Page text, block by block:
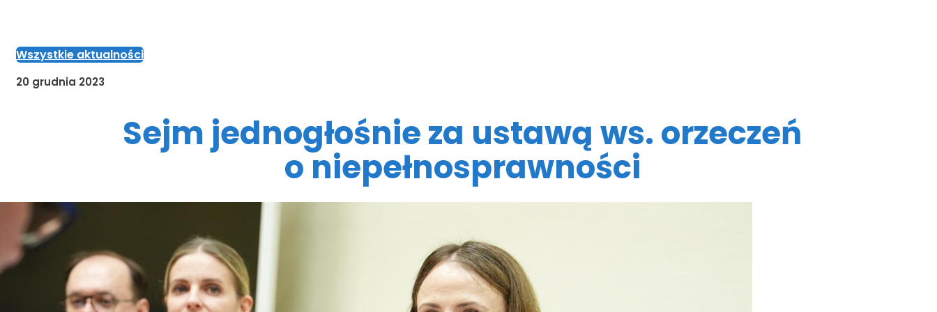
Wszystkie aktualności
20 grudnia 2023
Sejm jednogłośnie za ustawą ws. orzeczeń
o niepełnosprawności